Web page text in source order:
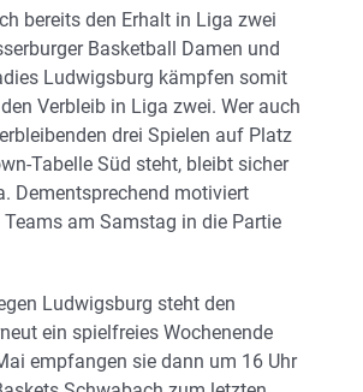
bereits den Erhalt in Liga zwei
Basketball Damen und
Ludwigsburg kämpfen somit
Verbleib in Liga zwei. Wer auch
drei Spielen auf Platz
Tabelle Süd steht, bleibt sicher
Dementsprechend motiviert
am Samstag in die Partie
Ludwigsburg steht den
ein spielfreies Wochenende
empfangen sie dann um 16 Uhr